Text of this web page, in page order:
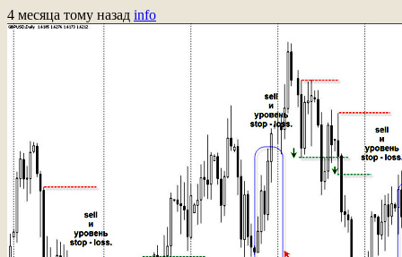
4 месяца тому назад info